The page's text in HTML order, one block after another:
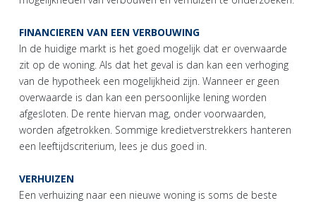
FINANCIEREN VAN EEN VERBOUWING
In de huidige markt is het goed mogelijk dat er overwaarde
zit op de woning. Als dat het geval is dan kan een verhoging
van de hypotheek een mogelijkheid zijn. Wanneer er geen
overwaarde is dan kan een persoonlijke lening worden
afgesloten. De rente hiervan mag, onder voorwaarden,
worden afgetrokken. Sommige kredietverstrekkers hanteren
een leeftijdscriterium, lees je dus goed in.
VERHUIZEN
Een verhuizing naar een nieuwe woning is soms de beste